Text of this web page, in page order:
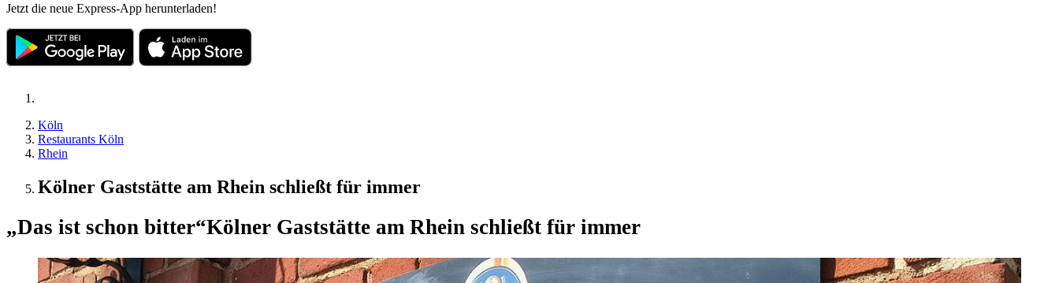
Jetzt die neue Express-App herunterladen!
Köln
Restaurants Köln
Rhein
Kölner Gaststätte am Rhein schließt für immer
„Das ist schon bitter“Kölner Gaststätte am Rhein schließt für immer